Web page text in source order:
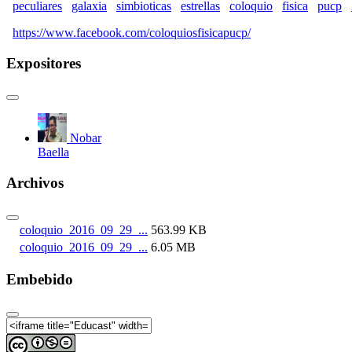
peculiares galaxia simbioticas estrellas coloquio fisica pucp
https://www.facebook.com/coloquiosfisicapucp/
Expositores
Nobar
Baella
Archivos
coloquio_2016_09_29_... 563.99 KB
coloquio_2016_09_29_... 6.05 MB
Embebido